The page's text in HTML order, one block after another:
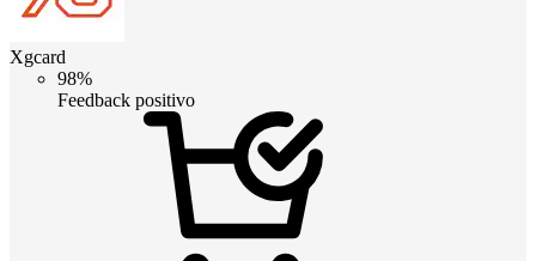
Xgcard
98%
Feedback positivo